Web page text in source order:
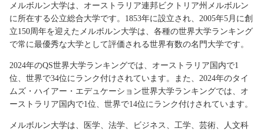
メルボルン大学は、オーストラリア連邦ビクトリア州メルボルン
に所在する公立総合大学です。1853年に設立され、2005年5月に創
立150周年を迎えたメルボルン大学は、各種の世界大学ランキング
で常に最優秀な大学として評価される世界有数の名門大学です。
2024年のQS世界大学ランキングでは、オーストラリア国内で1
位、世界で34位にランク付けされています。また、2024年のタイ
ムズ・ハイアー・エデュケーション世界大学ランキングでは、オ
ーストラリア国内で1位、世界で14位にランク付けされています。
メルボルン大学は、医学、法学、ビジネス、工学、芸術、人文科